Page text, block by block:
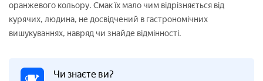
оранжевого кольору. Смак їх мало чим відрізняється від
курячих, людина, не досвідчений в гастрономічних
вишукуваннях, навряд чи знайде відмінності.
Чи знаєте ви?